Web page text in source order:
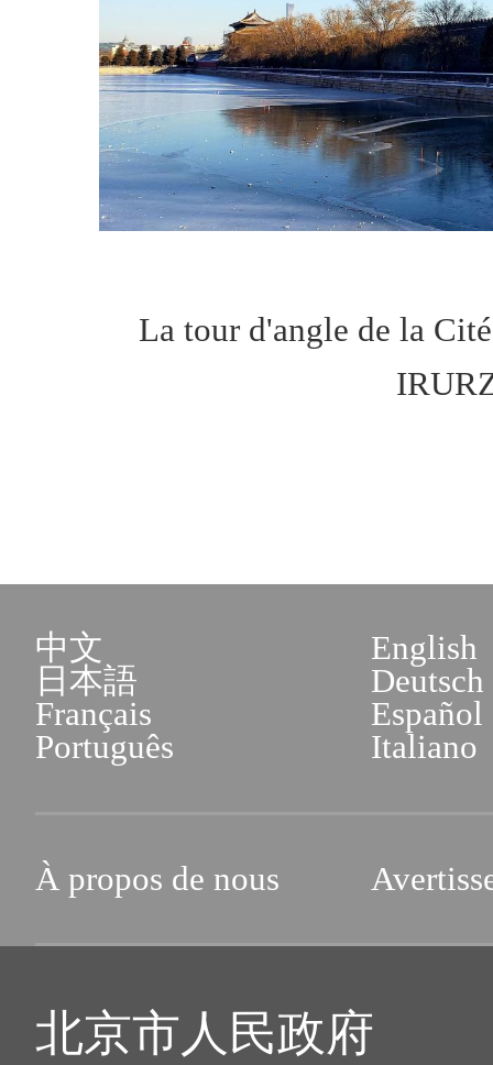
La tour d'angle de la
中文
English
日本語
Deutsch
Français
Español
Português
Italiano
À propos de nous
北京市人民政府